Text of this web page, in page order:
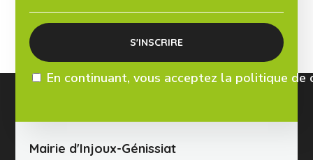
En continuant, vous acceptez la politique
Mairie d'Injoux-Génissiat